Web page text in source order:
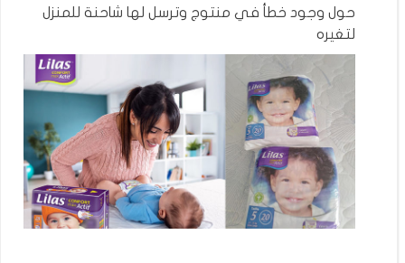
حول وجود خطأ في منتوج وترسل لها شاحنة للمنزل
لتغيره